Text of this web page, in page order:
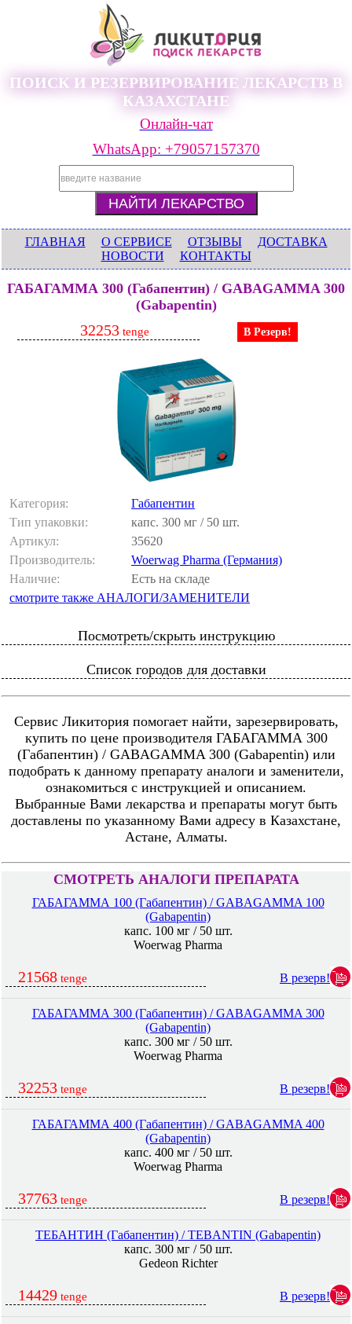
ПОИСК И РЕЗЕРВИРОВАНИЕ ЛЕКАРСТВ В
КАЗАХСТАНЕ
Онлайн-чат
WhatsApp: +79057157370
ГЛАВНАЯ О СЕРВИСЕ ОТЗЫВЫ
ДОСТАВКА
НОВОСТИ
КОНТАКТЫ
ГАБАГАММА 300 (Габапентин) / GABAGAMMA 300
(Gabapentin)
32253 tenge В Резерв!
Категория:
Габапентин
Тип упаковки:
капс. 300 мг / 50 шт.
Артикул:
35620
Производитель:
Woerwag Pharma (Германия)
Наличие:
Есть на складе
смотрите также АНАЛОГИ/ЗАМЕНИТЕЛИ
Посмотреть/скрыть инструкцию
Список городов для доставки
Сервис Ликитория помогает найти, зарезервировать,
купить по цене производителя ГАБАГАММА 300
(Габапентин) / GABAGAMMA 300 (Gabapentin) или
подобрать к данному препарату аналоги и заменители,
ознакомиться с инструкцией и описанием.
Выбранные Вами лекарства и препараты могут быть
доставлены по указанному Вами адресу в Казахстане,
Астане, Алматы.
СМОТРЕТЬ АНАЛОГИ ПРЕПАРАТА
ГАБАГАММА 100 (Габапентин) / GABAGAMMA 100
(Gabapentin)
капс. 100 мг / 50 шт.
Woerwag Pharma
21568 tenge В резерв!
ГАБАГАММА 300 (Габапентин) / GABAGAMMA 300
(Gabapentin)
капс. 300 мг / 50 шт.
Woerwag Pharma
32253 tenge В резерв!
ГАБАГАММА 400 (Габапентин) / GABAGAMMA 400
(Gabapentin)
капс. 400 мг / 50 шт.
Woerwag Pharma
37763 tenge В резерв!
ТЕБАНТИН (Габапентин) / TEBANTIN (Gabapentin)
капс. 300 мг / 50 шт.
Gedeon Richter
14429 tenge В резерв!